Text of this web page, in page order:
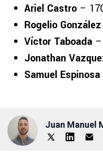
Ariel Castro –
Rogelio González
Víctor Taboada
Jonathan
Samuel Espinosa
Juan Manuel